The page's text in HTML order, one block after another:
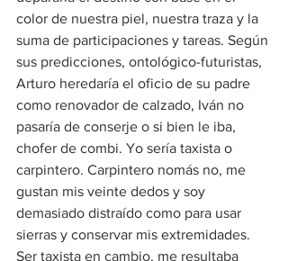
color de nuestra piel, nuestra traza y la
suma de participaciones y tareas. Según
sus predicciones, ontológico-futuristas,
Arturo heredaría el oficio de su padre
como renovador de calzado, Iván no
pasaría de conserje o si bien le iba,
chofer de combi. Yo sería taxista o
carpintero. Carpintero nomás no, me
gustan mis veinte dedos y soy
demasiado distraído como para usar
sierras y conservar mis extremidades.
Ser taxista en cambio, me resultaba